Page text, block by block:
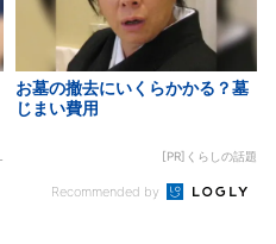
お墓の撤去にいくらかかる？墓
じまい費用
[PR]くらしの話題
Recommended by